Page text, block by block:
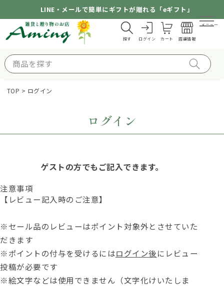
LINE・メールで簡単にギフトが贈れる「eギフト」
探す ログイン カート 店舗情報
メニュー
TOP ログイン
ログイン
ゲストの方でもご記入できます。
注意事項
【レビュー記入時のご注意】
※セール品のレビューはポイント対象外とさせていた
だきます
※ポイントの付与を受けるにはログイン後にレビュー
投稿が必要です
※絵文字などは使用できません（文字化けいたしま